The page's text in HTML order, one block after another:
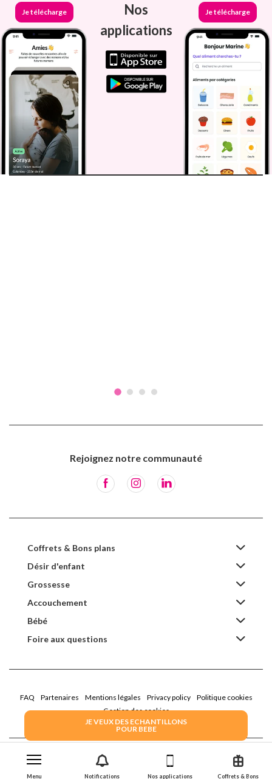
Coffrets & Bons
Nos applications
Notifications
Menu
JE VEUX DES ECHANTILLONS
POUR BEBE
Je télécharge
Nos
applications
Je télécharge
Rejoignez notre communauté
Coffrets & Bons plans
Désir d'enfant
Grossesse
Accouchement
Bébé
Foire aux questions
FAQ Partenaires Mentions légales Privacy policy
Politique cookies
Gestion des cookies
2022 Family Service - la Boîte Rose